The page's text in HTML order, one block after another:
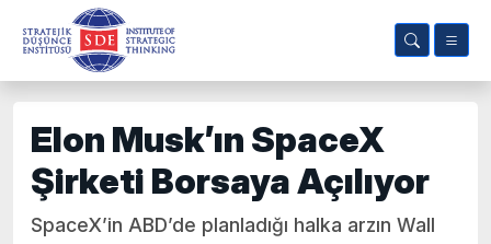
Elon Musk’ın SpaceX
Şirketi Borsaya Açılıyor
SpaceX’in ABD’de planladığı halka arzın Wall